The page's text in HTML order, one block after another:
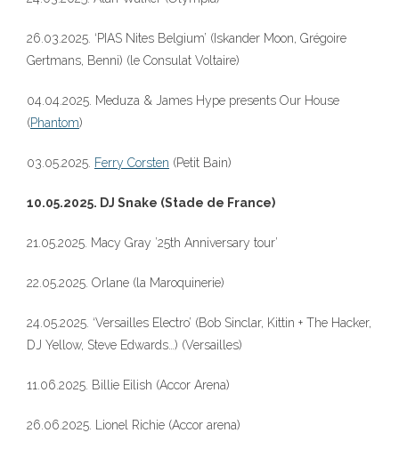
26.03.2025. ‘PIAS Nites Belgium’ (Iskander Moon, Grégoire
Gertmans, Benni) (le Consulat Voltaire)
04.04.2025. Meduza & James Hype presents Our House
(Phantom)
03.05.2025. Ferry Corsten (Petit Bain)
10.05.2025. DJ Snake (Stade de France)
21.05.2025. Macy Gray ’25th Anniversary tour’
22.05.2025. Orlane (la Maroquinerie)
24.05.2025. ‘Versailles Electro’ (Bob Sinclar, Kittin + The Hacker,
DJ Yellow, Steve Edwards…) (Versailles)
11.06.2025. Billie Eilish (Accor Arena)
26.06.2025. Lionel Richie (Accor arena)